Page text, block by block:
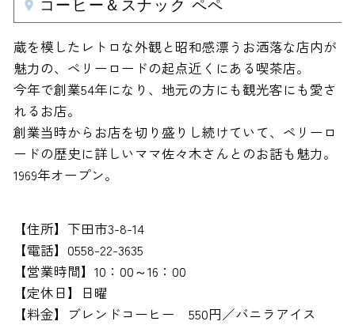
コーヒー＆スナック ペペ
蔵を模したレトロな外観と昭和感漂うお洒落な店内が
魅力の、ペリーロードの起点近くにある喫茶店。
今年で創業54年になり、地元の方にも観光客にも愛さ
れるお店。
創業当時からお店を切り盛りし続けていて、ペリーロ
ードの歴史に詳しいママ佐々木さんとのお話も魅力。
1969年オープン。
【住所】下田市3-8-14
【電話】0558-22-3635
【営業時間】10：00～16：00
【定休日】日曜
【料金】ブレンドコーヒー 550円／バニラアイス